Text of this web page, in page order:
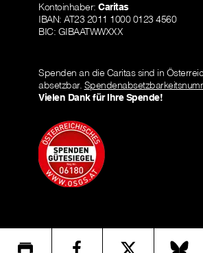
Kontoinhaber: Caritas
IBAN: AT23 2011 1000 0123 4560
BIC: GIBAATWWXXX
Spenden an die Caritas sind in
absetzbar.
Vielen Dank für Ihre Spende!